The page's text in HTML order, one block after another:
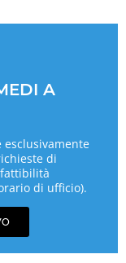
A
esclusivamente
di
di ufficio).